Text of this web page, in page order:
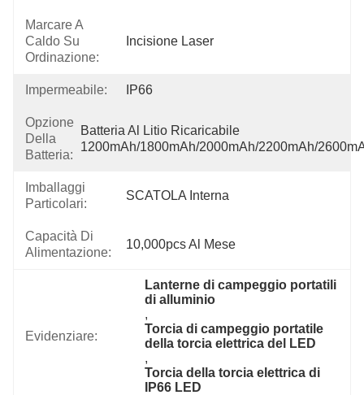
Marcare A
Caldo Su
Ordinazione:
Incisione Laser
Impermeabile: IP66
Opzione
Della
Batteria:
Batteria Al Litio Ricaricabile
1200mAh/1800mAh/2000mAh/2200mAh/
Imballaggi
Particolari:
SCATOLA Interna
Capacità Di
Alimentazione:
10,000pcs Al Mese
Evidenziare:
Lanterne di campeggio portatili
di alluminio
,
Torcia di campeggio portatile
della torcia elettrica del LED
,
Torcia della torcia elettrica di
IP66 LED